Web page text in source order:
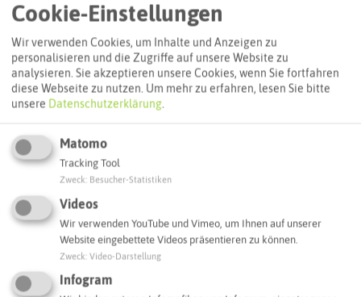
Adresse:
Haus der Handweberei - Hotel Kaufhold
Bahnhofstraße 95
45731 Waltrop
Cookie-Einstellungen
Wir verwenden Cookies, um Inhalte und Anzeigen zu
personalisieren und die Zugriffe auf unsere Website zu
analysieren. Sie akzeptieren unsere Cookies, wenn Sie fortfahren
diese Webseite zu nutzen. Um mehr zu erfahren, lesen Sie bitte
unsere Datenschutzerklärung.
Matomo
Tracking Tool
Zweck Besucher-Statistiken
Videos
Wir verwenden YouTube und Vimeo, um Ihnen auf unserer
Website eingebettete Videos präsentieren zu können.
Zweck Video-Darstellung
Infogram